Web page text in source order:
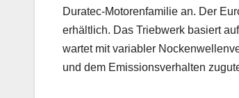
Duratec-Motorenfamilie an. Der
erhältlich. Das Triebwerk basiert
wartet mit variabler
und dem Emissionsverhalten